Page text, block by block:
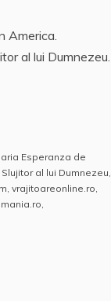
America.
al lui Dumnezeu.
Esperanza de
Slujitor al lui Dumnezeu,
, vrajitoareonline.ro,
,